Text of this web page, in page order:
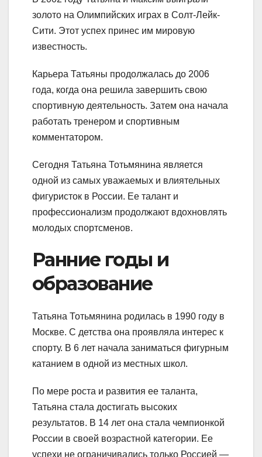
золото на Олимпийских играх в Солт-Лейк-
Сити. Этот успех принес им мировую
известность.
Карьера Татьяны продолжалась до 2006
года, когда она решила завершить свою
спортивную деятельность. Затем она начала
работать тренером и спортивным
комментатором.
Сегодня Татьяна Тотьмянина является
одной из самых уважаемых и влиятельных
фигуристок в России. Ее талант и
профессионализм продолжают вдохновлять
молодых спортсменов.
Ранние годы и
образование
Татьяна Тотьмянина родилась в 1990 году в
Москве. С детства она проявляла интерес к
спорту. В 6 лет начала заниматься фигурным
катанием в одной из местных школ.
По мере роста и развития ее таланта,
Татьяна стала достигать высоких
результатов. В 14 лет она стала чемпионкой
России в своей возрастной категории. Ее
успехи не ограничивались только Россией —